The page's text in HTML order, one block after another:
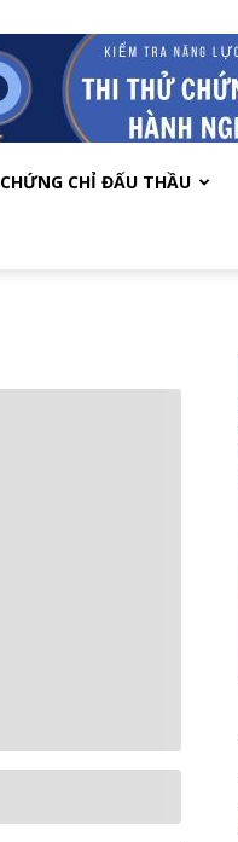
CHỨNG CHỈ ĐẤU THẦU